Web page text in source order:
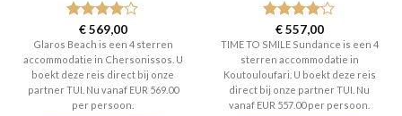
Gewaardeerd
4uit 5
€569,00
Glaros Beach is een 4 sterren
accommodatie in Chersonissos. U
boekt deze reis direct bij onze
partner TUI. Nu vanaf EUR 569.00
per persoon.
Gewaardeerd
4uit 5
€557,00
TIME TO SMILE Sundance is een 4
sterren accommodatie in
Koutouloufari. U boekt deze reis
direct bij onze partner TUI. Nu
vanaf EUR 557.00 per persoon.